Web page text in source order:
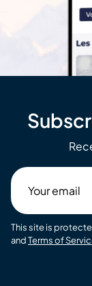
email
This site is
andTerms of